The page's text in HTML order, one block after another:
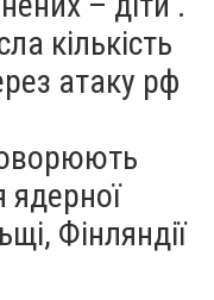
кількість
атаку рф
ядерної
Фінляндії